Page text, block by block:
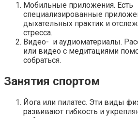
Мобильные приложения. Есть
специализированные
дыхательных практик и
стресса.
Видео- и аудиоматериалы.
или видео с медитациями
собраться.
Занятия спортом
Йога или пилатес. Эти виды
развивают гибкость и